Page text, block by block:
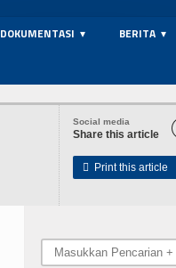
DOKUMENTASI BERITA
Social media
Share this article
 Print this article